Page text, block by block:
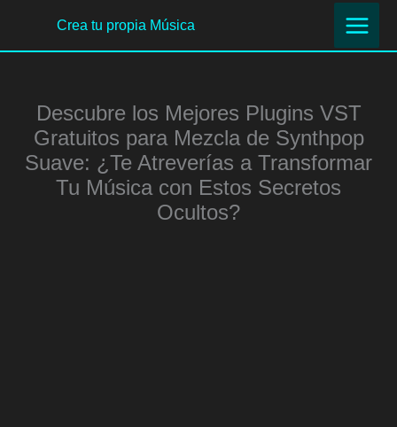
contenido
Crea tu propia Música
Descubre los Mejores Plugins VST
Gratuitos para Mezcla de Synthpop
Suave: ¿Te Atreverías a Transformar
Tu Música con Estos Secretos
Ocultos?